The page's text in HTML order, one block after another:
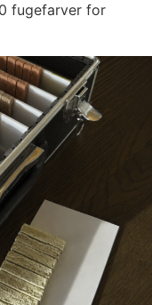
fugefarver for